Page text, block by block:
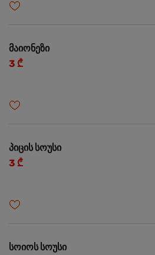
მაიონეზი
3 ₾
პიცის სოუსი
3 ₾
სოიოს სოუსი